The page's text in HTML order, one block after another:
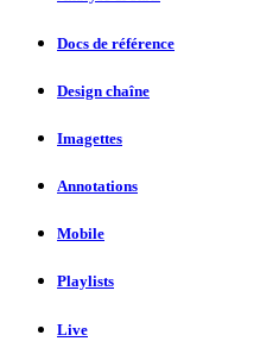
Docs de référence
Design chaîne
Imagettes
Annotations
Mobile
Playlists
Live